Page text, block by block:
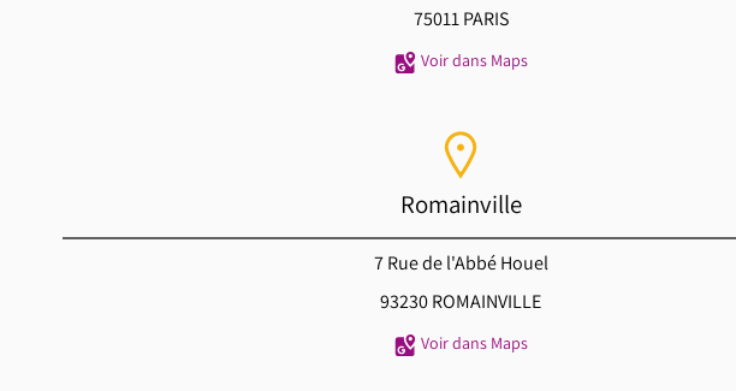
75011 PARIS
Voir dans Maps
Romainville
7 Rue de l'Abbé Houel
93230 ROMAINVILLE
Voir dans Maps